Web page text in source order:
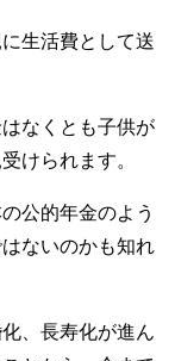
生活費として送
なくとも子供が
けられます。
公的年金のよう
ないのかも知れ
、長寿化が進ん